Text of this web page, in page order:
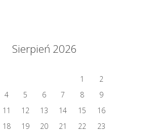
Sierpień 2026
1
2
4 5 6 7 8
9
11 12 13 14 15
16
18 19 20 21 22
23